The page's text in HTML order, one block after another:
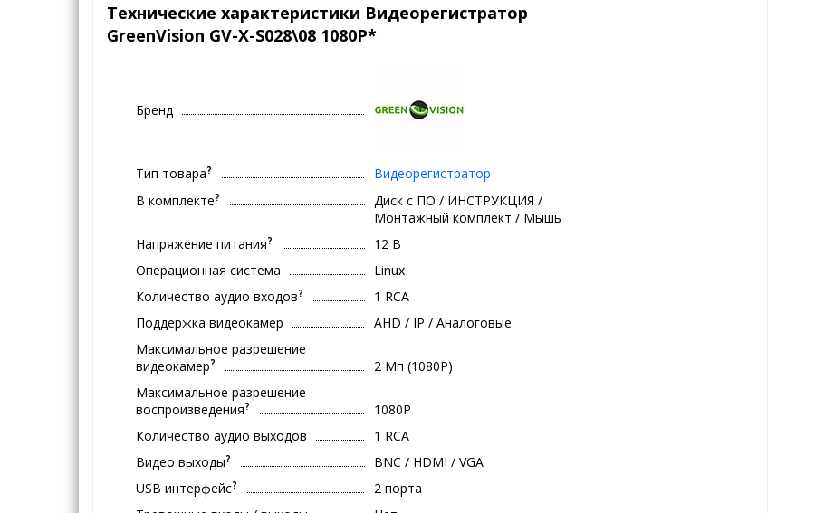
Технические характеристики Видеорегистратор
GreenVision GV-X-S028\08 1080P*
Бренд
Тип товара?
Видеорегистратор
В комплекте?
Диск с ПО / ИНСТРУКЦИЯ /
Монтажный комплект / Мышь
Напряжение питания?
12 В
Операционная система
Linux
Количество аудио входов?
1 RCA
Поддержка видеокамер
AHD / IP / Аналоговые
Максимальное разрешение
видеокамер?
2 Мп (1080P)
Максимальное разрешение
воспроизведения?
1080P
Количество аудио выходов
1 RCA
Видео выходы?
BNC / HDMI / VGA
USB интерфейс?
2 порта